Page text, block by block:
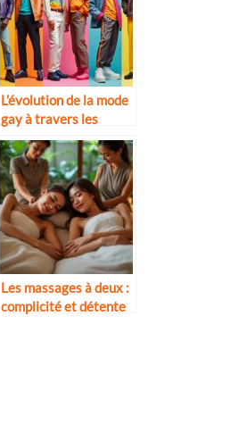
L’évolution de la mode
gay à travers les
décennies
Les massages à deux :
complicité et détente